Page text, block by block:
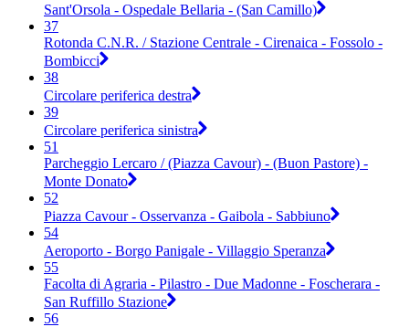
Sant'Orsola - Ospedale Bellaria - (San Camillo)
37
Rotonda C.N.R. / Stazione Centrale - Cirenaica - Fossolo -
Bombicci
38
Circolare periferica destra
39
Circolare periferica sinistra
51
Parcheggio Lercaro / (Piazza Cavour) - (Buon Pastore) -
Monte Donato
52
Piazza Cavour - Osservanza - Gaibola - Sabbiuno
54
Aeroporto - Borgo Panigale - Villaggio Speranza
55
Facolta di Agraria - Pilastro - Due Madonne - Foscherara -
San Ruffillo Stazione
56